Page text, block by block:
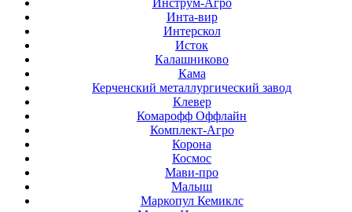
Инструм-Агро
Инта-вир
Интерскол
Исток
Калашниково
Кама
Керченский металлургический завод
Клевер
Комарофф Оффлайн
Комплект-Агро
Корона
Космос
Мави-про
Малыш
Маркопул Кемиклс